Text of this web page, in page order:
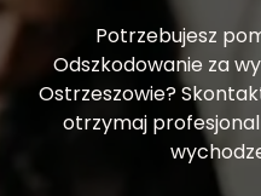
Potrzebujesz
Odszkodowanie za
Ostrzeszowie?
otrzymaj